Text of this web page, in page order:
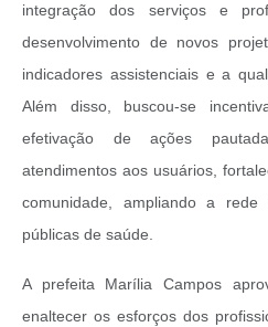
integração dos serviços e
desenvolvimento de novos
indicadores assistenciais e a
Além disso, buscou-se
efetivação de ações
atendimentos aos usuários,
comunidade, ampliando a
públicas de saúde.
A prefeita Marília Campos
enaltecer os esforços dos